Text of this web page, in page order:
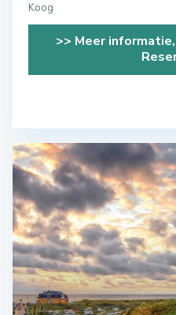
Koog
>> Meer